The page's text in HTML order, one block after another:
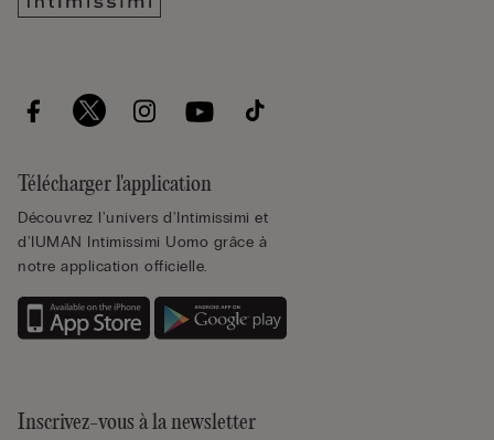
Télécharger l'application
Découvrez l'univers d'Intimissimi et
d'IUMAN Intimissimi Uomo grâce à
notre application officielle.
Inscrivez-vous à la newsletter